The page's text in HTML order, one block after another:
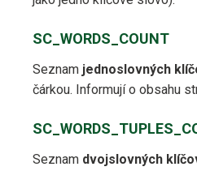
SC_WORDS_COUNT
Seznam jednoslovných
čárkou. Informují o obsahu
Seznam dvojslovných